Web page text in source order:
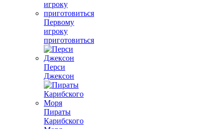
Первому
игроку
приготовиться
Перси
Джексон
Пираты
Карибского